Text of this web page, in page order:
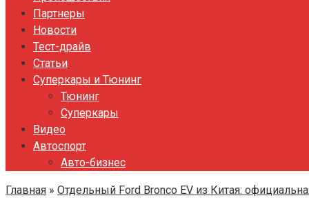
Партнеры
Новости
Тест-драйв
Статьи
Суперкары и Тюнинг
Тюнинг
Суперкары
Видео
Автоспорт
Авто-бизнес
Главная » Отдельный Ford Bronco EV из Китая: